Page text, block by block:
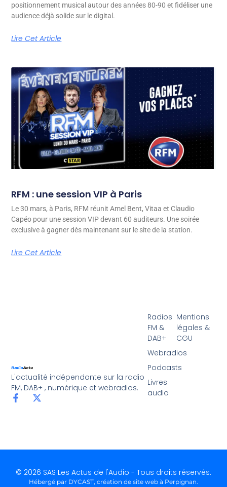
positionnement musical autour des années 80-90 et fidéliser une
audience déjà solide sur le digital.
Lire Cet Article
RFM : une session VIP à Paris
Le 30 mars, à Paris, RFM réunit Amel Bent, Vitaa et Claudio
Capéo pour une session VIP devant 60 auditeurs. Une soirée
exclusive à gagner dès maintenant sur le site de la station.
Lire Cet Article
L'actualité indépendante sur la radio
FM, DAB+ , numérique et webradios.
Radios
FM &
DAB+
Webradios
Podcasts
Livres
audio
Mentions
légales &
CGU
© 2026 SAS Les Actus de l'Audio - Tous droits réservés.
Hébergé par DYCAST, création de site web à Perpignan.